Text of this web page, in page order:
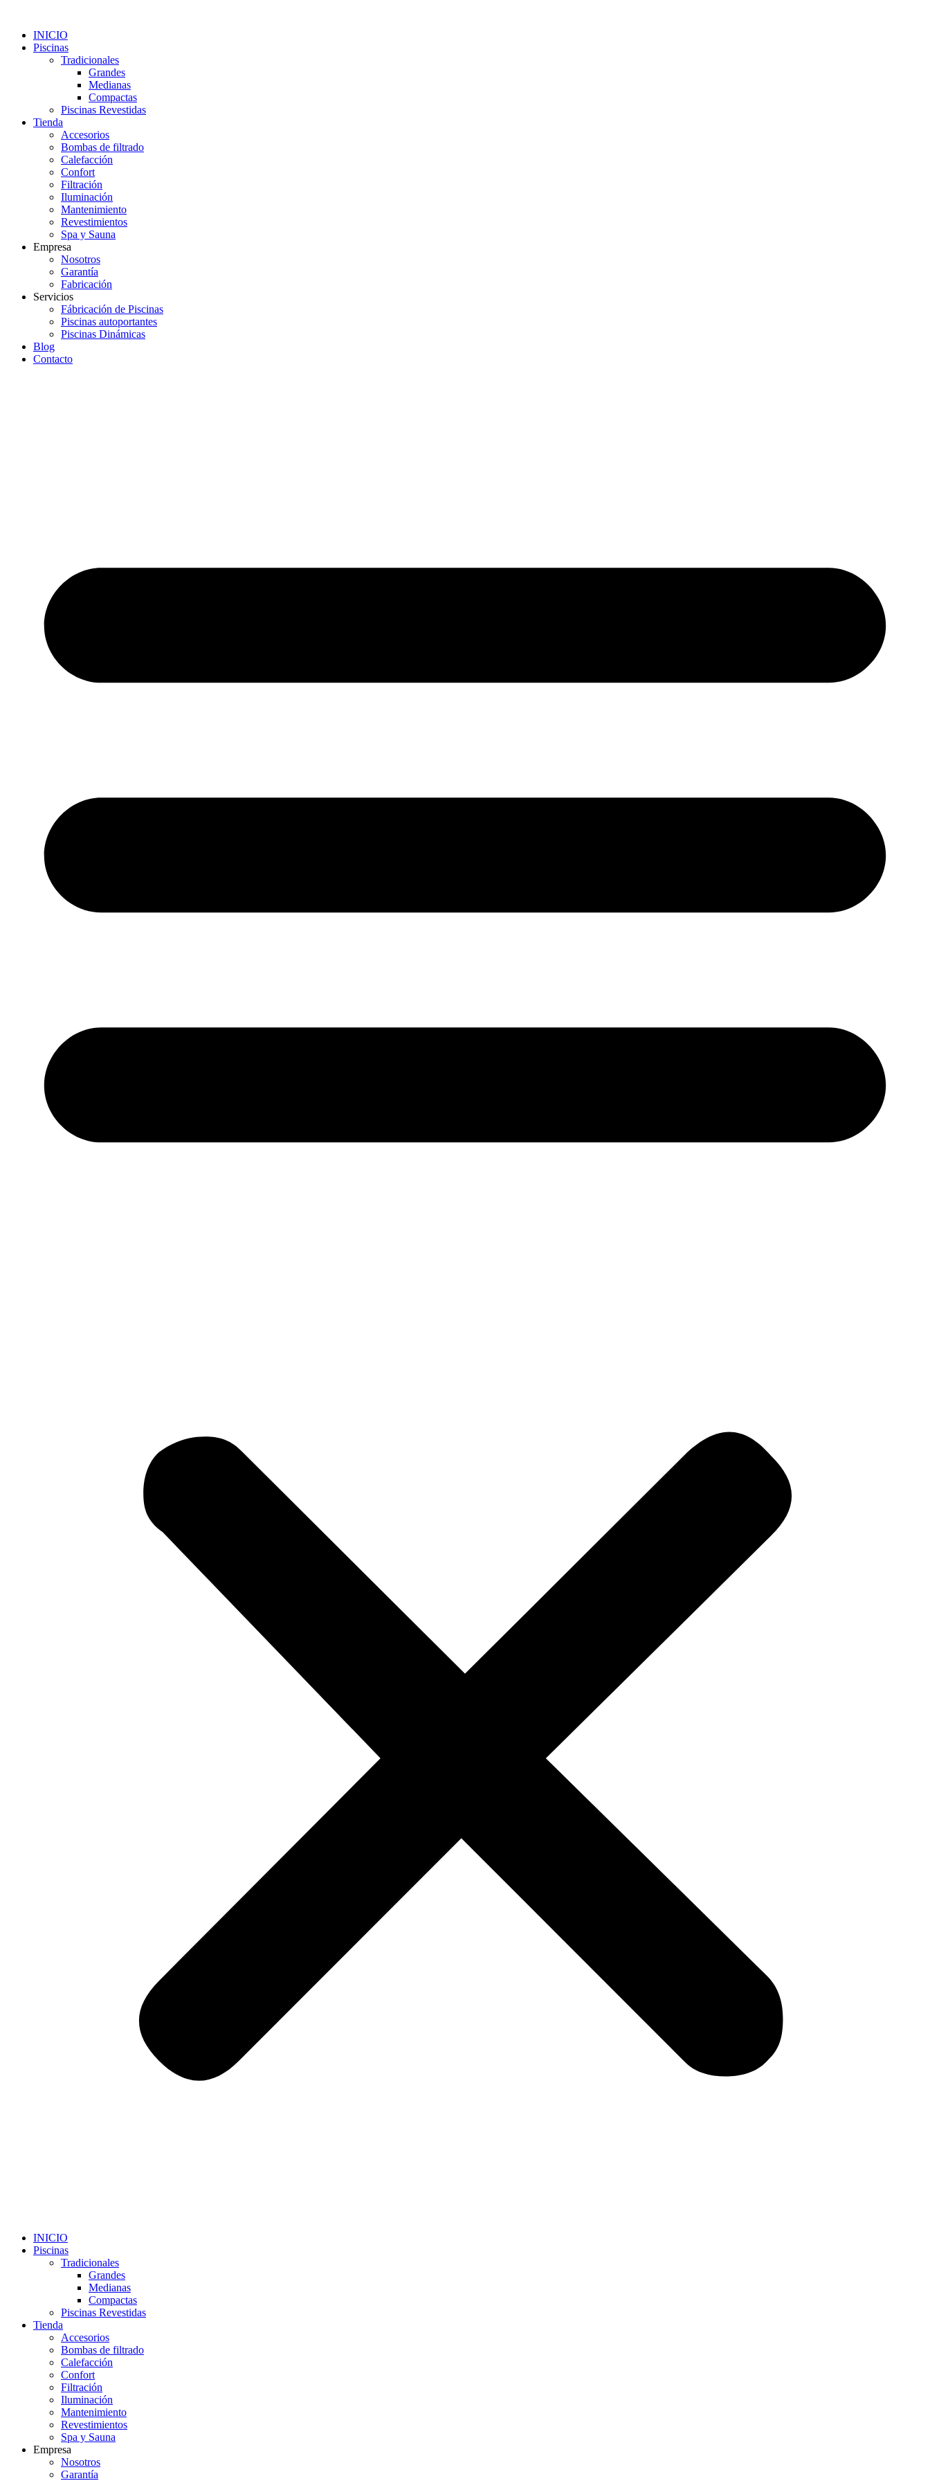
INICIO
Piscinas
Tradicionales
Grandes
Medianas
Compactas
Piscinas Revestidas
Tienda
Accesorios
Bombas de filtrado
Calefacción
Confort
Filtración
Iluminación
Mantenimiento
Revestimientos
Spa y Sauna
Empresa
Nosotros
Garantía
Fabricación
Servicios
Fábricación de Piscinas
Piscinas autoportantes
Piscinas Dinámicas
Blog
Contacto
INICIO
Piscinas
Tradicionales
Grandes
Medianas
Compactas
Piscinas Revestidas
Tienda
Accesorios
Bombas de filtrado
Calefacción
Confort
Filtración
Iluminación
Mantenimiento
Revestimientos
Spa y Sauna
Empresa
Nosotros
Garantía